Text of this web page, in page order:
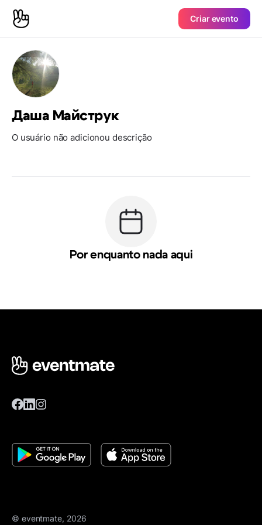
Criar evento
Даша Майструк
O usuário não adicionou descrição
Por enquanto nada aqui
© eventmate, 2026